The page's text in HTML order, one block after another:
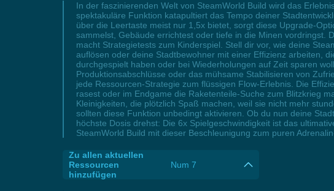
In der faszinierenden Welt von SteamWorld Build wird das
spektakuläre Funktion katapultiert das Tempo deiner
über die Leertaste meist nur 1,5x bietet, sorgt diese Upgrade-
sammelst, Gebäude errichtest oder tiefe in die Minen vordringst.
macht Strategietests zum Kinderspiel. Stell dir vor, wie deine
auflösen oder deine Stadtbewohner mit einer Effizienz arbeiten,
durchgespielt haben oder bei Wiederholungen auf Zeit sparen
Produktionsabschlüsse oder das mühsame Stabilisieren von
jede Ressourcen-Strategie zum flüssigen Flow-Erlebnis. Die
rasest oder im Endgame die Raketenteile-Suche zum Blitzkrieg
Kleinigkeiten, die plötzlich Spaß machen, weil sie nicht mehr
sollten diese Funktion unbedingt aktivieren. Ob du nun deine
höchste Dosis drehst: Die 6x Spielgeschwindigkeit ist das
SteamWorld Build mit dieser Beschleunigung zum puren
Zu allen aktuellen
Ressourcen
hinzufügen
Num 7